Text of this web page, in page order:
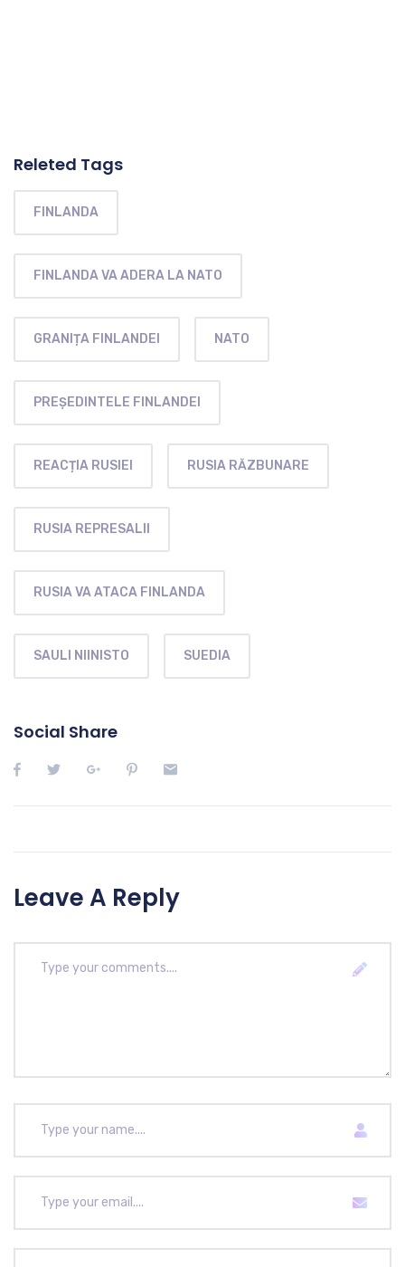
Releted Tags
FINLANDA
FINLANDA VA ADERA LA NATO
GRANIȚA FINLANDEI NATO
PREȘEDINTELE FINLANDEI
REACȚIA RUSIEI RUSIA RĂZBUNARE
RUSIA REPRESALII
RUSIA VA ATACA FINLANDA
SAULI NIINISTO SUEDIA
Social Share
Leave A Reply